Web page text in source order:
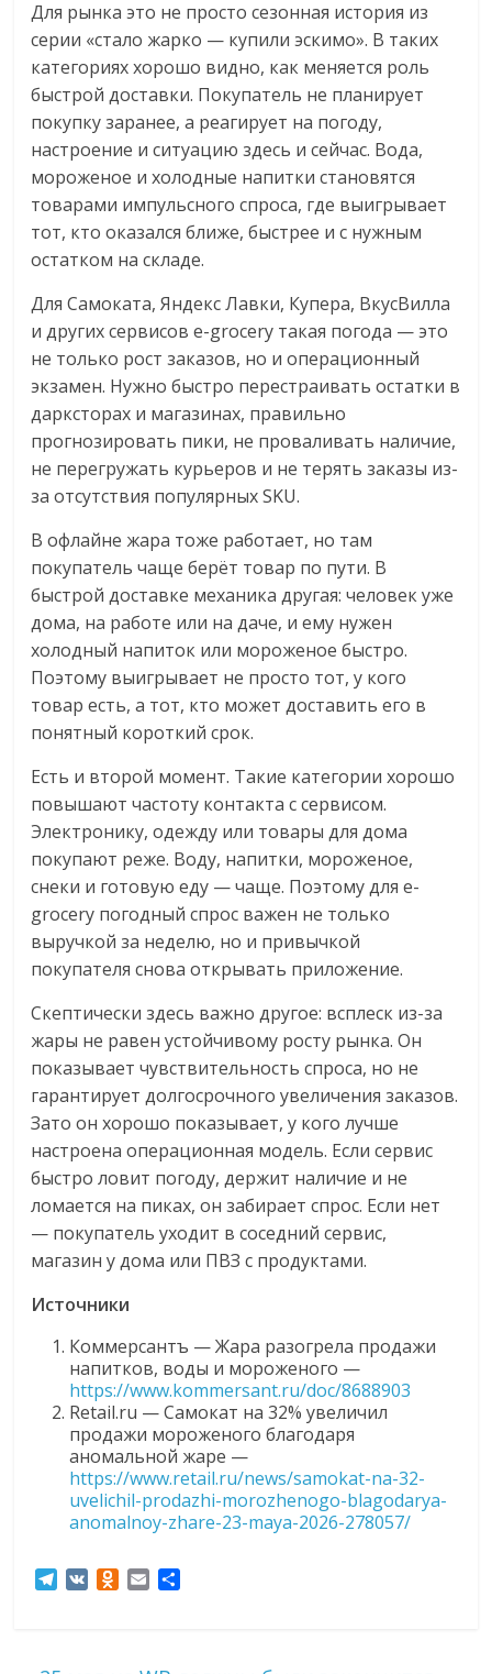
Для рынка это не просто сезонная история из
серии «стало жарко — купили эскимо». В таких
категориях хорошо видно, как меняется роль
быстрой доставки. Покупатель не планирует
покупку заранее, а реагирует на погоду,
настроение и ситуацию здесь и сейчас. Вода,
мороженое и холодные напитки становятся
товарами импульсного спроса, где выигрывает
тот, кто оказался ближе, быстрее и с нужным
остатком на складе.
Для Самоката, Яндекс Лавки, Купера, ВкусВилла
и других сервисов e-grocery такая погода — это
не только рост заказов, но и операционный
экзамен. Нужно быстро перестраивать остатки в
дарксторах и магазинах, правильно
прогнозировать пики, не проваливать наличие,
не перегружать курьеров и не терять заказы из-
за отсутствия популярных SKU.
В офлайне жара тоже работает, но там
покупатель чаще берёт товар по пути. В
быстрой доставке механика другая: человек уже
дома, на работе или на даче, и ему нужен
холодный напиток или мороженое быстро.
Поэтому выигрывает не просто тот, у кого
товар есть, а тот, кто может доставить его в
понятный короткий срок.
Есть и второй момент. Такие категории хорошо
повышают частоту контакта с сервисом.
Электронику, одежду или товары для дома
покупают реже. Воду, напитки, мороженое,
снеки и готовую еду — чаще. Поэтому для e-
grocery погодный спрос важен не только
выручкой за неделю, но и привычкой
покупателя снова открывать приложение.
Скептически здесь важно другое: всплеск из-за
жары не равен устойчивому росту рынка. Он
показывает чувствительность спроса, но не
гарантирует долгосрочного увеличения заказов.
Зато он хорошо показывает, у кого лучше
настроена операционная модель. Если сервис
быстро ловит погоду, держит наличие и не
ломается на пиках, он забирает спрос. Если нет
— покупатель уходит в соседний сервис,
магазин у дома или ПВЗ с продуктами.
Источники
Коммерсантъ — Жара разогрела продажи
напитков, воды и мороженого —
https://www.kommersant.ru/doc/8688903
Retail.ru — Самокат на 32% увеличил
продажи мороженого благодаря
аномальной жаре —
https://www.retail.ru/news/samokat-na-32-
uvelichil-prodazhi-morozhenogo-blagodarya-
anomalnoy-zhare-23-maya-2026-278057/
T
g
O
l